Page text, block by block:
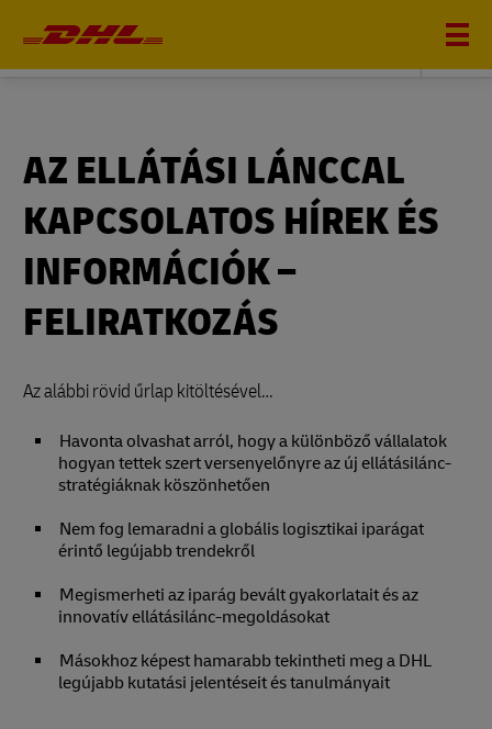
DHL SUPPLY CHAIN
AZ ELLÁTÁSI LÁNCCAL
KAPCSOLATOS HÍREK ÉS
INFORMÁCIÓK –
FELIRATKOZÁS
Az alábbi rövid űrlap kitöltésével…
Havonta olvashat arról, hogy a különböző vállalatok
hogyan tettek szert versenyelőnyre az új ellátásilánc-
stratégiáknak köszönhetően
Nem fog lemaradni a globális logisztikai iparágat
érintő legújabb trendekről
Megismerheti az iparág bevált gyakorlatait és az
innovatív ellátásilánc-megoldásokat
Másokhoz képest hamarabb tekintheti meg a DHL
legújabb kutatási jelentéseit és tanulmányait